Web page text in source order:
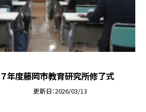
７年度藤岡市教育研究所修了式
更新日 2026/03/13